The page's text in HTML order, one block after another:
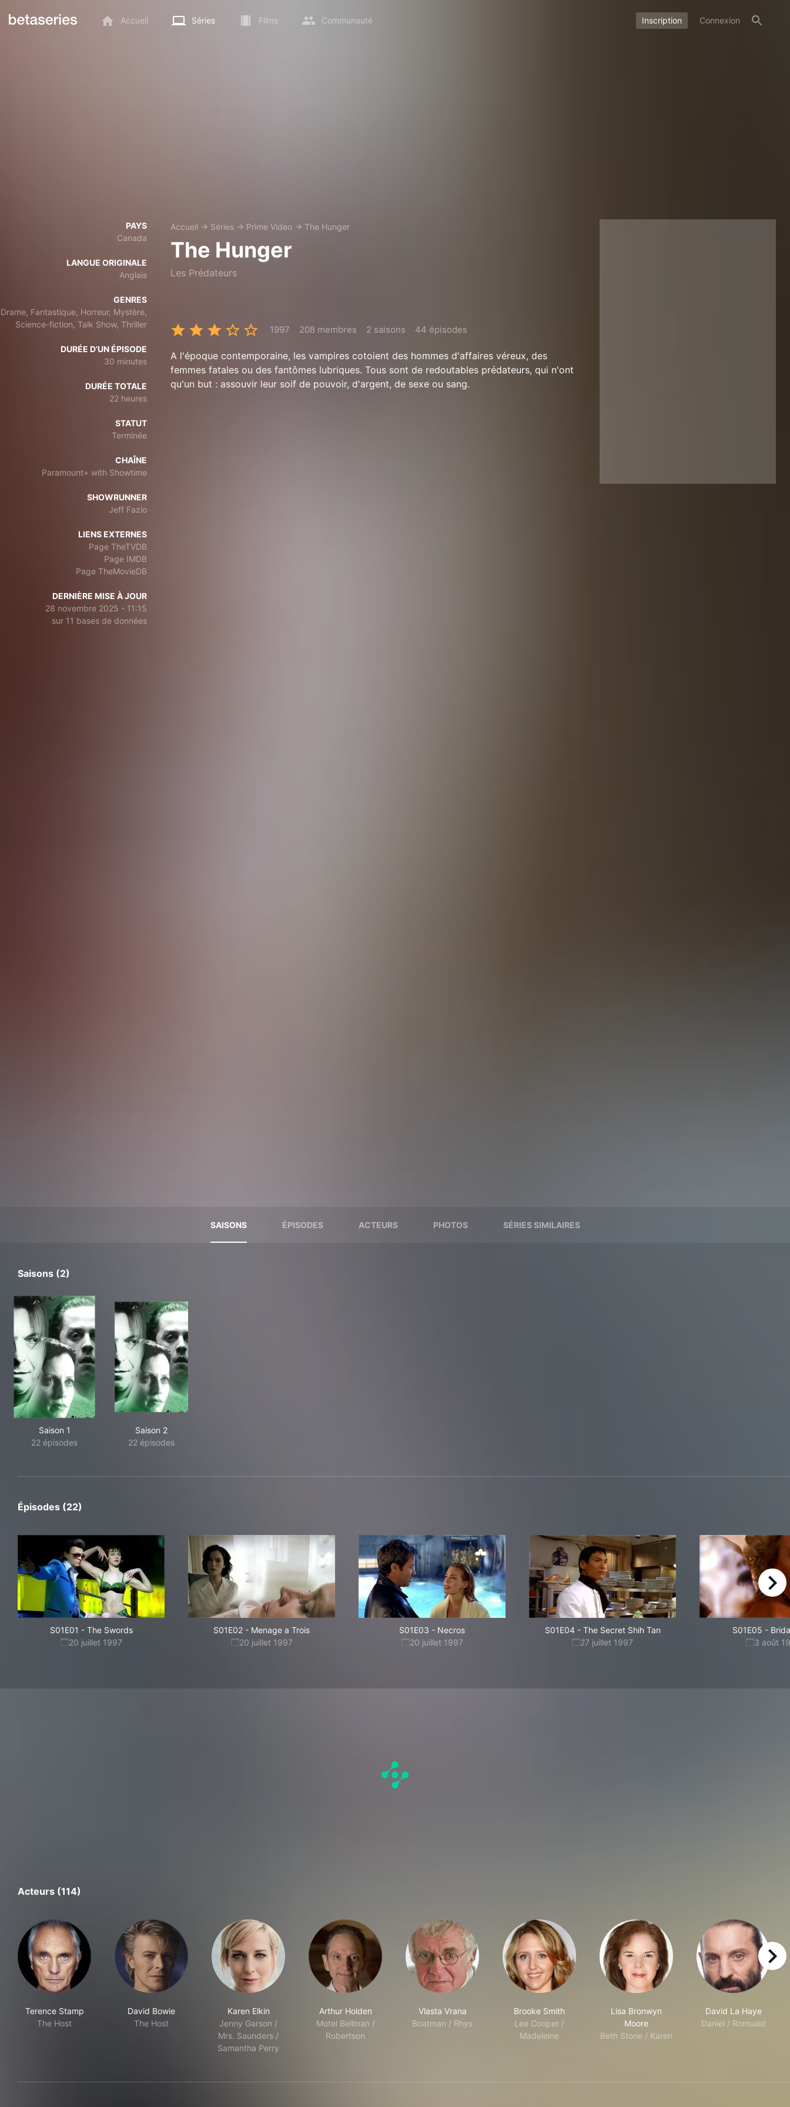
Accueil Séries Films Communauté Inscription Connexion
PAYS
Canada
LANGUE ORIGINALE
Anglais
GENRES
Drame, Fantastique, Horreur, Mystère,
Science-fiction, Talk Show, Thriller
DURÉE D’UN ÉPISODE
30 minutes
DURÉE TOTALE
22 heures
STATUT
Terminée
CHAÎNE
Paramount+ with Showtime
SHOWRUNNER
Jeff Fazio
LIENS EXTERNES
Page TheTVDB
Page IMDB
Page TheMovieDB
DERNIÈRE MISE À JOUR
28 novembre 2025 - 11:15
sur 11 bases de données
Accueil → Séries → Prime Video → The Hunger
The Hunger
Les Prédateurs
1997 208 membres 2 saisons 44 épisodes
A l'époque contemporaine, les vampires cotoient des hommes d'affaires véreux, des
femmes fatales ou des fantômes lubriques. Tous sont de redoutables prédateurs, qui n'ont
qu'un but : assouvir leur soif de pouvoir, d'argent, de sexe ou sang.
SAISONS ÉPISODES ACTEURS PHOTOS SÉRIES SIMILAIRES
Saisons (2)
Saison 1
22 épisodes
Saison 2
22 épisodes
Épisodes (22)
S01E01 - The Swords
20 juillet 1997
S01E02 - Menage a Trois
20 juillet 1997
S01E03 - Necros
20 juillet 1997
S01E04- The Secret Shih Tan
27 juillet 1997
S01E05 -
3 août
right
Acteurs (114)
Terence Stamp
The Host
David Bowie
The Host
Karen Elkin
Jenny Garson /
Mrs. Saunders /
Samantha Perry
Arthur Holden
Motel Bellman /
Robertson
Vlasta Vrana
Boatman / Rhys
Brooke Smith
Lee Cooper /
Madeleine
Lisa Bronwyn
Moore
Beth Stone / Karen
David La Haye
Daniel / Romuald
right